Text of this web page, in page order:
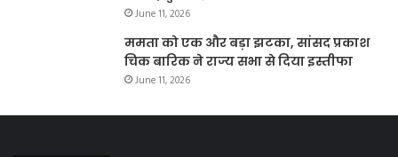
June 11, 2026
ममता को एक और बड़ा झटका, सांसद प्रकाश
चिक बारिक ने राज्य सभा से दिया इस्तीफा
June 11, 2026